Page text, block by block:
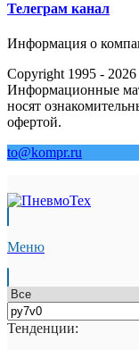
Телеграм канал
Информация о
Copyright 1995 -
Информационные
носят
офертой.
to@kompr.ru
Меню
Тенденции: